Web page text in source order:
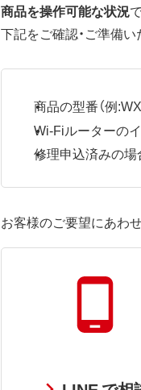
商品を操作可能な状況
下記をご確認・ご準備
商品の型番（例
Wi-Fiルーターの
修理申込済みの場
お客様のご要望にあわ